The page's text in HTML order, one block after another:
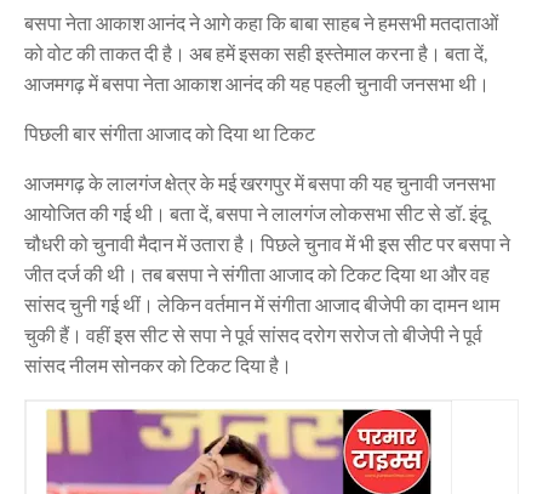
बसपा नेता आकाश आनंद ने आगे कहा कि बाबा साहब ने हमसभी मतदाताओं
को वोट की ताकत दी है। अब हमें इसका सही इस्तेमाल करना है। बता दें,
आजमगढ़ में बसपा नेता आकाश आनंद की यह पहली चुनावी जनसभा थी।
पिछली बार संगीता आजाद को दिया था टिकट
आजमगढ़ के लालगंज क्षेत्र के मई खरगपुर में बसपा की यह चुनावी जनसभा
आयोजित की गई थी। बता दें, बसपा ने लालगंज लोकसभा सीट से डॉ. इंदू
चौधरी को चुनावी मैदान में उतारा है। पिछले चुनाव में भी इस सीट पर बसपा ने
जीत दर्ज की थी। तब बसपा ने संगीता आजाद को टिकट दिया था और वह
सांसद चुनी गई थीं। लेकिन वर्तमान में संगीता आजाद बीजेपी का दामन थाम
चुकी हैं। वहीं इस सीट से सपा ने पूर्व सांसद दरोग सरोज तो बीजेपी ने पूर्व
सांसद नीलम सोनकर को टिकट दिया है।